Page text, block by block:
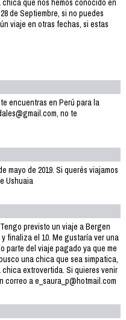
que nos hemos conocido en
de Septiembre, si no puedes
viaje en otras fechas, si estas
encuentras en Perú para la
no te
mayo de 2019. Si querés viajamos
Ushuaia
previsto un viaje a Bergen
finaliza el 10. Me gustaría ver una
parte del viaje pagado ya que me
una chica que sea simpatica,
extrovertida. Si quieres venir
correo a e_saura_p@hotmail.com